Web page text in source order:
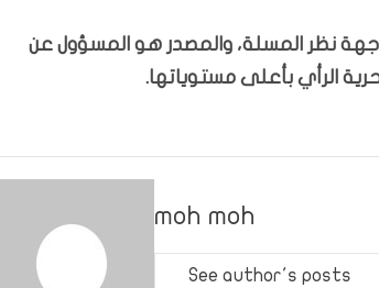
وجهة نظر المسلة، والمصدر هو المسؤول عن
الرأي بأعلى مستوياتها.
moh moh
See author's posts